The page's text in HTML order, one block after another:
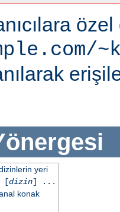
yeri
dizin] ...
konak